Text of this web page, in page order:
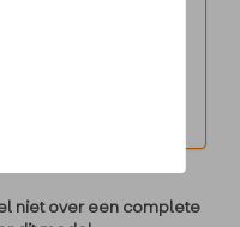
niet over een complete